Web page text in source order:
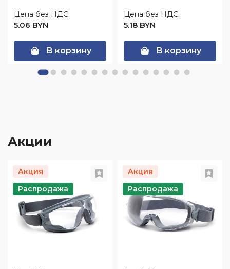
Цена без НДС:
5.06 BYN
В корзину
Цена без НДС:
5.18 BYN
В корзину
Акции
Акция
Распродажа
Акция
Распродажа